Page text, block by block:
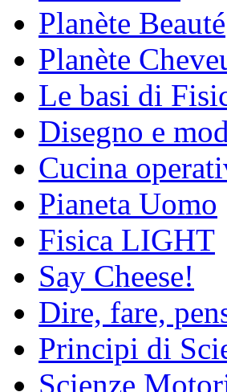
Planète Beauté
Planète
Le basi di
Disegno e
Cucina
Pianeta Uomo
Fisica LIGHT
Say Cheese!
Dire, fare,
Principi di
Scienze